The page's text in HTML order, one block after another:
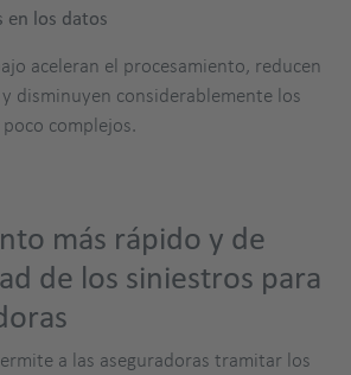
en los datos
aceleran el procesamiento, reducen
disminuyen considerablemente los
complejos.
más rápido y de
de los siniestros para
a las aseguradoras tramitar los